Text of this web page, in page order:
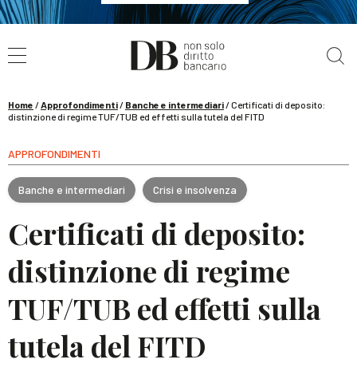
WEBINAR / 1° Ottobre
La riforma del sistema sanzionatorio del TUF
Home /Approfondimenti/ Banche e intermediari/Certificati di deposito:
distinzione di regime TUF/TUB ed effetti sulla tutela del FITD
APPROFONDIMENTI
Banche e intermediari Crisi e insolvenza
Certificati di deposito:
distinzione di regime
TUF/TUB ed effetti sulla
tutela del FITD